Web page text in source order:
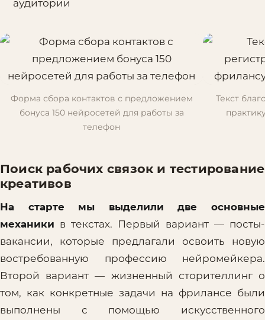
аудитории
Форма сбора контактов с предложением
бонуса 150 нейросетей для работы за
телефон
Текст
Поиск рабочих связок и тестирование
креативов
На старте мы выделили две основные
механики в текстах. Первый вариант — посты-
вакансии, которые предлагали освоить новую
востребованную профессию нейромейкера.
Второй вариант — жизненный сторителлинг о
том, как конкретные задачи на фрилансе были
выполнены с помощью искусственного